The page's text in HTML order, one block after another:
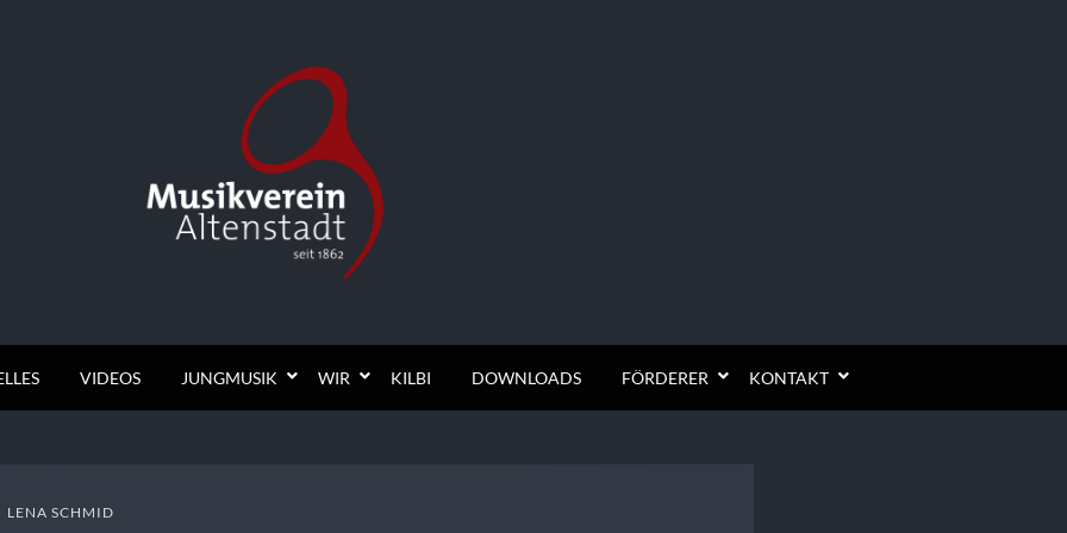
VIDEOS JUNGMUSIK WIR KILBI DOWNLOADS FÖRDERER KONTAKT
LENA SCHMID